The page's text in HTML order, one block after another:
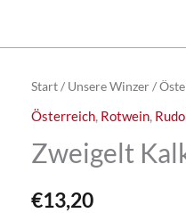
Start/ Unsere Winzer/
Österreich, Rotwein,
Zweigelt
€13,20